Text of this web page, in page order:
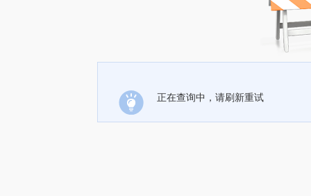
正在查询中，请刷新重试